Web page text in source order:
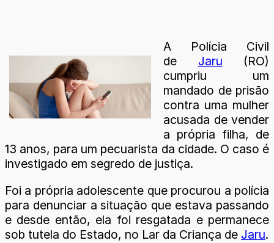
A Polícia Civil
de Jaru (RO)
cumpriu um
mandado de prisão
contra uma mulher
acusada de vender
a própria filha, de
13 anos, para um pecuarista da cidade. O caso é
investigado em segredo de justiça.
Foi a própria adolescente que procurou a polícia
para denunciar a situação que estava passando
e desde então, ela foi resgatada e permanece
sob tutela do Estado, no Lar da Criança de Jaru.